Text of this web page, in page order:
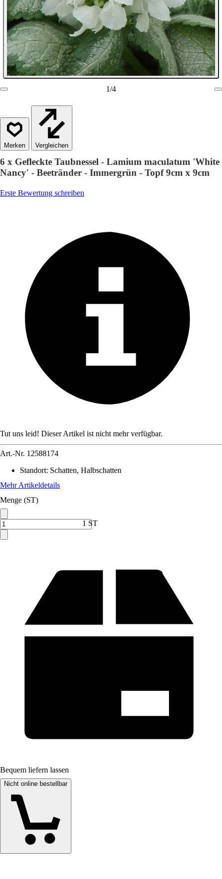
1/4
Vergleichen
6 x Gefleckte Taubnessel - Lamium maculatum 'White
Nancy' - Beetränder - Immergrün - Topf 9cm x 9cm
Erste Bewertung schreiben
Tut uns leid! Dieser Artikel ist nicht mehr verfügbar.
Art.-Nr. 12588174
Standort: Schatten, Halbschatten
Mehr Artikeldetails
Menge (ST)
1 ST
Bequem liefern lassen
Nicht online bestellbar